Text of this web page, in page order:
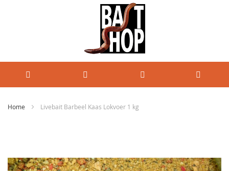
Home Livebait Barbeel Kaas Lokvoer 1 kg
einde
van